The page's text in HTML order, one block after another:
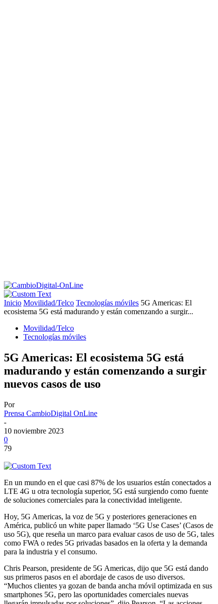
Inicio Movilidad/Telco Tecnologías móviles 5G Americas: El
ecosistema 5G está madurando y están comenzando a surgir...
Movilidad/Telco
Tecnologías móviles
5G Americas: El ecosistema 5G está
madurando y están comenzando a surgir
nuevos casos de uso
Por
Prensa CambioDigital OnLine
-
10 noviembre 2023
0
79
En un mundo en el que casi 87% de los usuarios están conectados a
LTE 4G u otra tecnología superior, 5G está surgiendo como fuente
de soluciones comerciales para la conectividad inteligente.
Hoy, 5G Americas, la voz de 5G y posteriores generaciones en
América, publicó un white paper llamado ‘5G Use Cases’ (Casos de
uso 5G), que reseña un marco para evaluar casos de uso de 5G, tales
como FWA o redes 5G privadas basados en la oferta y la demanda
para la industria y el consumo.
Chris Pearson, presidente de 5G Americas, dijo que 5G está dando
sus primeros pasos en el abordaje de casos de uso diversos.
“Muchos clientes ya gozan de banda ancha móvil optimizada en sus
smartphones 5G, pero las oportunidades comerciales nuevas